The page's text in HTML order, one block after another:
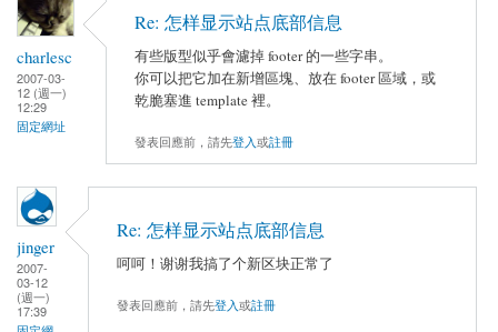
charlesc
2007-03-
12 (週一)
12:29
固定網址
Re: 怎样显示站点底部信息
有些版型似乎會濾掉 footer 的一些字串。
你可以把它加在新增區塊、放在 footer 區域，或
乾脆塞進 template 裡。
發表回應前，請先登入或註冊
jinger
2007-
03-12
(週一)
17:39
Re: 怎样显示站点底部信息
呵呵！谢谢我搞了个新区块正常了
發表回應前，請先登入或註冊